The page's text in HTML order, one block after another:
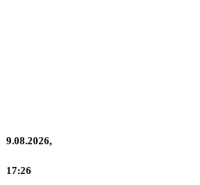
9.08.2026,
17:26